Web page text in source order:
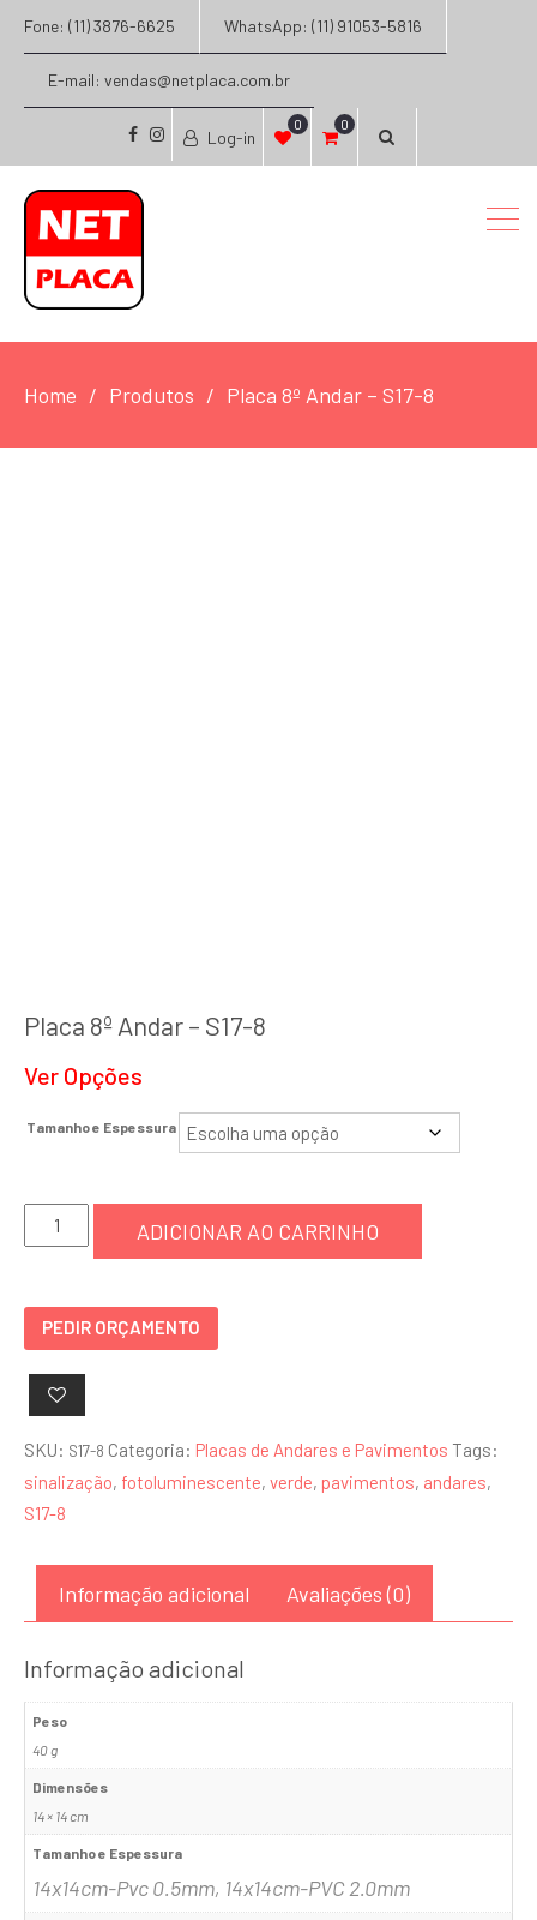
Fone: (11) 3876-6625 WhatsApp: (11) 91053-5816
E-mail: vendas@netplaca.com.br
facebook
instagram
Log-in
0 0
Home Produtos Placa 8º Andar – S17-8
Placa 8º Andar – S17-8
Ver Opções
Tamanho e Espessura
Placa
8º
-
S17-
8
quantidade
ADICIONAR AO CARRINHO
PEDIR ORÇAMENTO
SKU: S17-8 Categoria: Placas de Andares e Pavimentos Tags:
sinalização, fotoluminescente, verde, pavimentos, andares,
S17-8
Informação adicional Avaliações (0)
Informação adicional
Peso
40 g
Dimensões
14 × 14 cm
Tamanho e Espessura
14x14cm-Pvc 0.5mm, 14x14cm-PVC 2.0mm